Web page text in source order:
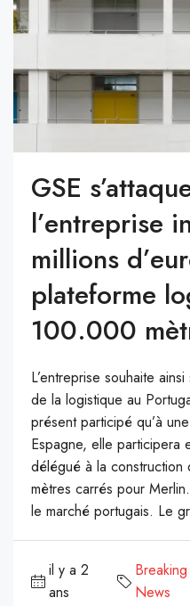
GSE
l’entreprise
millions
plateforme
100.000
L’entreprise souhaite
de la logistique au
présent participé qu’à
Espagne, elle participera
délégué à la
mètres carrés pour
le marché portugais. Le
il y a 2
ans
Breaking
News